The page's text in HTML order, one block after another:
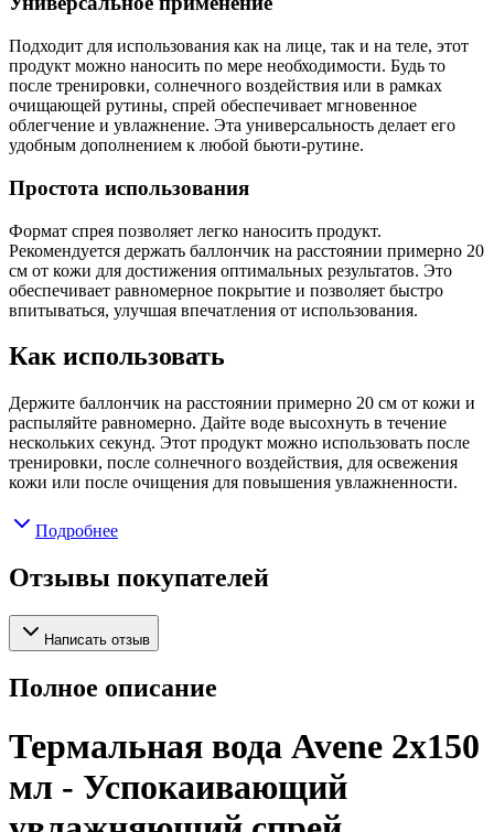
Подходит для использования как на лице, так и на теле, этот
продукт можно наносить по мере необходимости. Будь то
после тренировки, солнечного воздействия или в рамках
очищающей рутины, спрей обеспечивает мгновенное
облегчение и увлажнение. Эта универсальность делает его
удобным дополнением к любой бьюти-рутине.
Простота использования
Формат спрея позволяет легко наносить продукт.
Рекомендуется держать баллончик на расстоянии примерно 20
см от кожи для достижения оптимальных результатов. Это
обеспечивает равномерное покрытие и позволяет быстро
впитываться, улучшая впечатления от использования.
Как использовать
Держите баллончик на расстоянии примерно 20 см от кожи и
распыляйте равномерно. Дайте воде высохнуть в течение
нескольких секунд. Этот продукт можно использовать после
тренировки, после солнечного воздействия, для освежения
кожи или после очищения для повышения увлажненности.
Подробнее
Отзывы покупателей
Написать отзыв
Полное описание
Термальная вода Avene 2x150
мл - Успокаивающий